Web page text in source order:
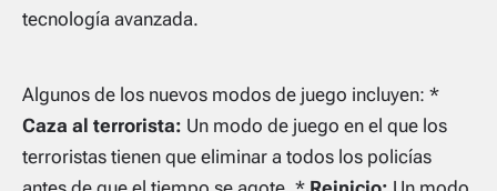
tecnología avanzada.
Algunos de los nuevos modos de juego incluyen: *
Caza al terrorista: Un modo de juego en el que los
terroristas tienen que eliminar a todos los policías